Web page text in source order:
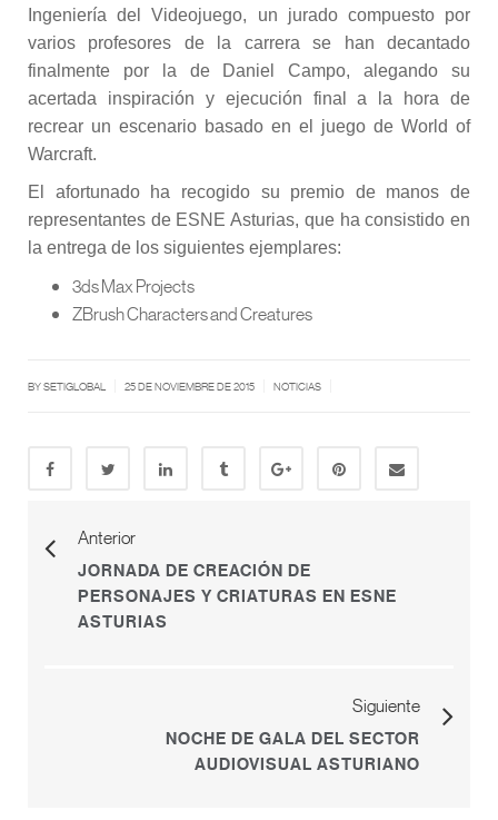
Ingeniería del Videojuego, un jurado compuesto por
varios profesores de la carrera se han decantado
finalmente por la de Daniel Campo, alegando su
acertada inspiración y ejecución final a la hora de
recrear un escenario basado en el juego de World of
Warcraft.
El afortunado ha recogido su premio de manos de
representantes de ESNE Asturias, que ha consistido en
la entrega de los siguientes ejemplares:
3ds Max Projects
ZBrush Characters and Creatures
BY SETIGLOBAL 25 DE NOVIEMBRE DE 2015 NOTICIAS
Anterior
JORNADA DE CREACIÓN DE
PERSONAJES Y CRIATURAS EN ESNE
ASTURIAS
Siguiente
NOCHE DE GALA DEL SECTOR
AUDIOVISUAL ASTURIANO